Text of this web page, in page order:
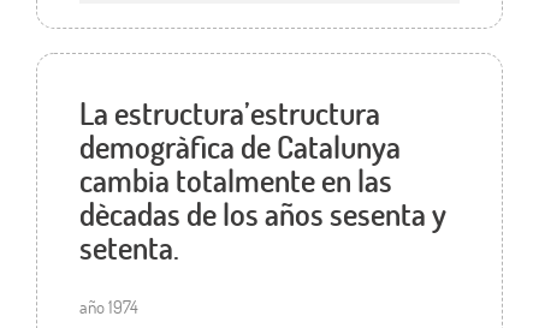
La estructura’estructura
demogràfica de Catalunya
cambia totalmente en las
dècadas de los años sesenta y
setenta.
año 1974